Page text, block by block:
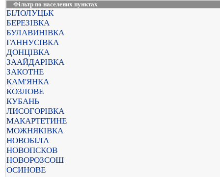
Фільтр по населених пунктах
БІЛОЛУЦЬК
БЕРЕЗІВКА
БУЛАВИНІВКА
ГАННУСІВКА
ДОНЦІВКА
ЗААЙДАРІВКА
ЗАКОТНЕ
КАМ'ЯНКА
КОЗЛОВЕ
КУБАНЬ
ЛИСОГОРІВКА
МАКАРТЕТИНЕ
МОЖНЯКІВКА
НОВОБІЛА
НОВОПСКОВ
НОВОРОЗСОШ
ОСИНОВЕ